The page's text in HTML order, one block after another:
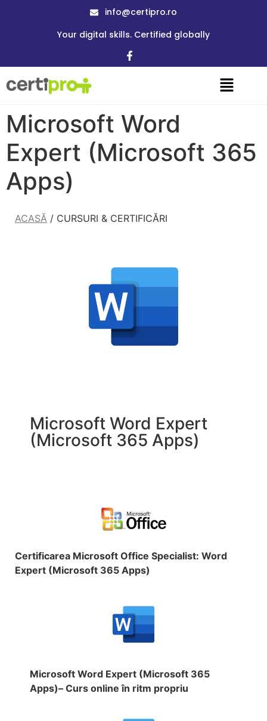
info@certipro.ro
Your digital skills. Certified globally
Microsoft Word
Expert (Microsoft 365
Apps)
ACASĂ / CURSURI & CERTIFICĂRI
Microsoft Word Expert
(Microsoft 365 Apps)
Certificarea Microsoft Office Specialist: Word
Expert (Microsoft 365 Apps)
Microsoft Word Expert (Microsoft 365
Apps)– Curs online în ritm propriu